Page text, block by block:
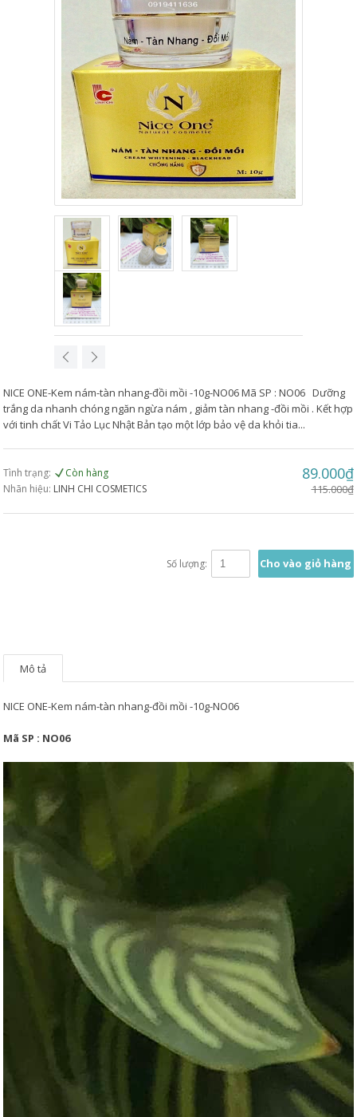
NICE ONE-Kem nám-tàn nhang-đồi mồi -10g-NO06 Mã SP : NO06 Dưỡng
trắng da nhanh chóng ngăn ngừa nám , giảm tàn nhang -đồi mồi . Kết hợp
với tinh chất Vi Tảo Lục Nhật Bản tạo một lớp bảo vệ da khỏi tia...
Tình trạng:
Còn hàng
Nhãn hiệu: LINH CHI COSMETICS
89.000₫
115.000₫
Cho vào giỏ hàng
Số lượng:
Mô tả
NICE ONE-Kem nám-tàn nhang-đồi mồi -10g-NO06
Mã SP : NO06